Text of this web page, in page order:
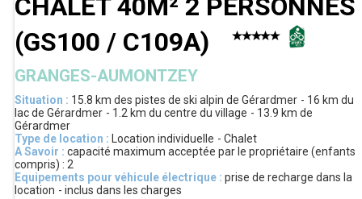
CHALET 40M² 2 PERSONNES
(GS100 / C109A)
GRANGES-AUMONTZEY
Situation : 15.8 km des pistes de ski alpin de Gérardmer 16 km du
lac de Gérardmer
1.2 km du centre du village 13.9 km de
Gérardmer
Type de location : Location individuelle
Chalet
A Savoir : capacité maximum acceptée par le propriétaire (enfants
compris) : 2
Equipements pour véhicule électrique : prise de recharge dans la
location
inclus dans les charges